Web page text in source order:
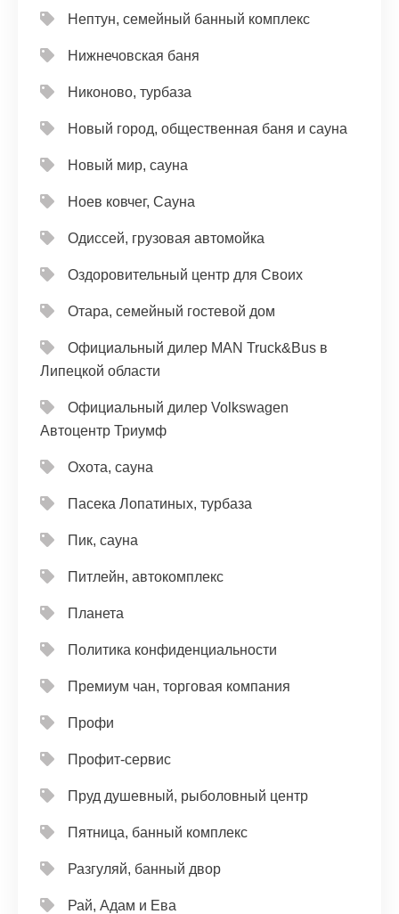
Нептун, семейный банный комплекс
Нижнечовская баня
Никоново, турбаза
Новый город, общественная баня и сауна
Новый мир, сауна
Ноев ковчег, Сауна
Одиссей, грузовая автомойка
Оздоровительный центр для Своих
Отара, семейный гостевой дом
Официальный дилер MAN Truck&Bus в
Липецкой области
Официальный дилер Volkswagen
Автоцентр Триумф
Охота, сауна
Пасека Лопатиных, турбаза
Пик, сауна
Питлейн, автокомплекс
Планета
Политика конфиденциальности
Премиум чан, торговая компания
Профи
Профит-сервис
Пруд душевный, рыболовный центр
Пятница, банный комплекс
Разгуляй, банный двор
Рай, Адам и Ева